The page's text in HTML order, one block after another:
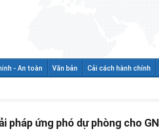
- An toàn Văn bản Cải cách hành chính
pháp ứng phó dự phòng cho